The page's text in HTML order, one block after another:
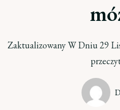
Zaktualizowany W Dniu29